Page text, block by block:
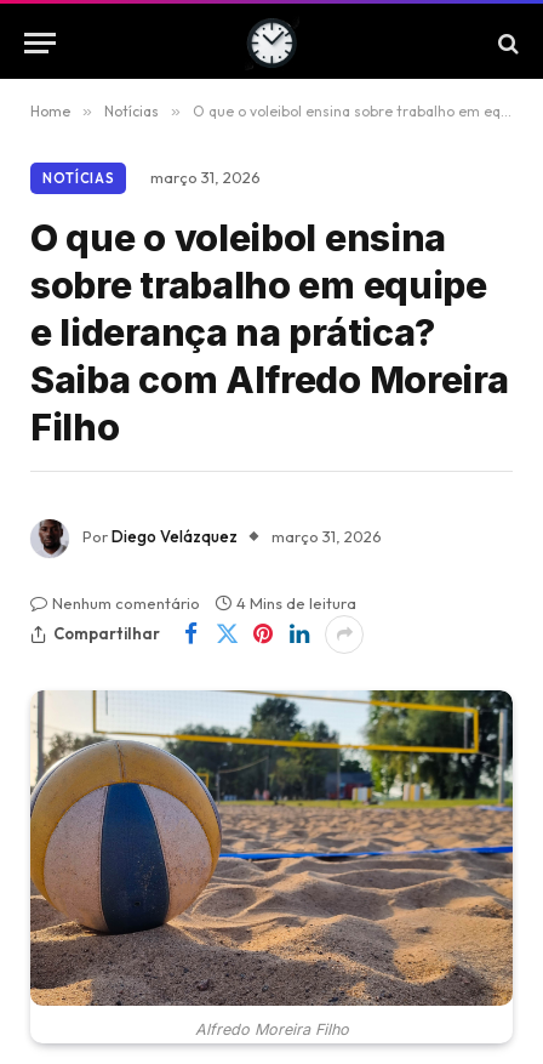
Home » Notícias » O que o voleibol ensina sobre trabalho em equipe e liderança na prática? Saiba com Alfredo Moreira Filho
NOTÍCIAS março 31, 2026
O que o voleibol ensina
sobre trabalho em equipe
e liderança na prática?
Saiba com Alfredo Moreira
Filho
PorDiego Velázquez março 31, 2026
Nenhum comentário
4 Mins de leitura
Compartilhar
Alfredo Moreira Filho